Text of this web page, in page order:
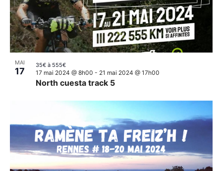
MAI
17
North cuesta track 5
17 mai 2024 @ 8h00 - 21 mai 2024 @ 17h00
35€ à 555€